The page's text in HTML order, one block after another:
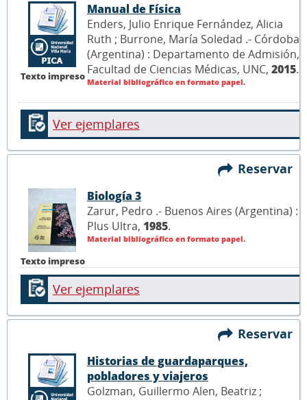
Texto impreso
Manual de Física
Enders, Julio Enrique Fernández, Alicia
Ruth ; Burrone, María Soledad .- Córdoba
(Argentina) : Departamento de Admisión,
Facultad de Ciencias Médicas, UNC, 2015.
Material bibliográfico en formato papel.
Ver ejemplares
Reservar
Texto impreso
Biología 3
Zarur, Pedro .- Buenos Aires (Argentina) :
Plus Ultra, 1985.
Material bibliográfico en formato papel.
Ver ejemplares
Reservar
Historias de guardaparques,
pobladores y viajeros
Golzman, Guillermo Alen, Beatriz ;